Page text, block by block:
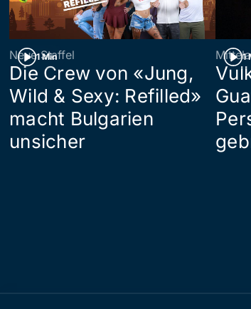
1 Min
Neue Staffel
Die Crew von «Jung,
Wild & Sexy: Refilled»
macht Bulgarien
unsicher
1